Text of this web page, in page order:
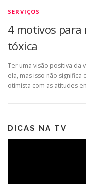
SERVIÇOS
4 motivos
tóxica
Ter uma visão positiva da
ela, mas isso não
otimista com as atitudes
DICAS NA TV